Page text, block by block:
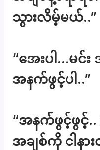
သွားလိမ့်မယ်..”
“အေးပါ…မင်
အနက်ဖွင့်ပါ..”
“အနက်ဖွင့်ဖွင့်..
အချစ်ကို ငါန